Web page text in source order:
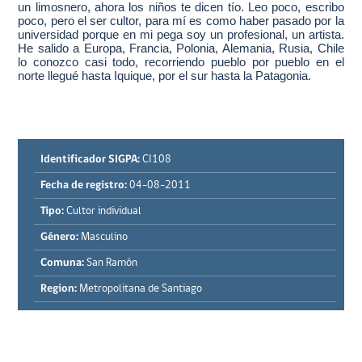
un limosnero, ahora los niños te dicen tío. Leo poco, escribo
poco, pero el ser cultor, para mí es como haber pasado por la
universidad porque en mi pega soy un profesional, un artista.
He salido a Europa, Francia, Polonia, Alemania, Rusia, Chile
lo conozco casi todo, recorriendo pueblo por pueblo en el
norte llegué hasta Iquique, por el sur hasta la Patagonia.
Identificador SIGPA: CI108
Fecha de registro: 04-08-2011
Tipo: Cultor individual
Género: Masculino
Comuna: San Ramón
Region: Metropolitana de Santiago